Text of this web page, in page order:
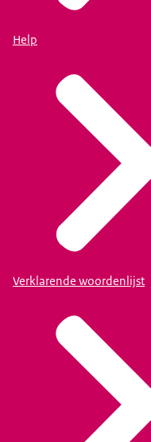
Help
Verklarende woordenlijst